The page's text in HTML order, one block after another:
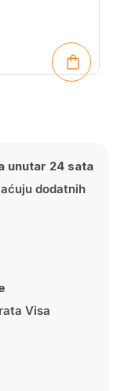
unutar 24 sata
dodatnih
Visa